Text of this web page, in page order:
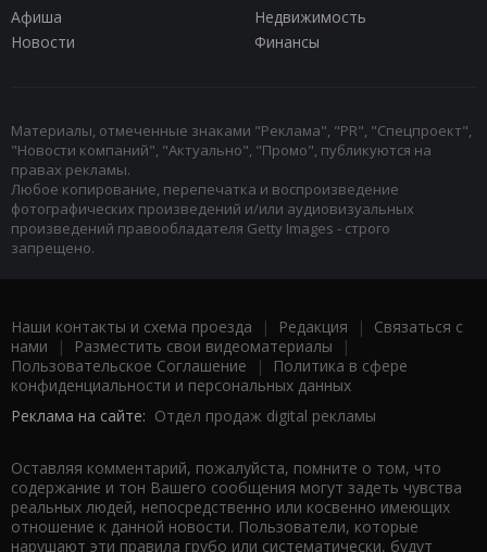
Афиша
Недвижимость
Новости
Финансы
Материалы, отмеченные знаками "Реклама", "PR", "Спецпроект",
"Новости компаний", "Актуально", "Промо", публикуются на
правах рекламы.
Любое копирование, перепечатка и воспроизведение
фотографических произведений и/или аудиовизуальных
произведений правообладателя Getty Images - строго
запрещено.
Наши контакты и схема проезда | Редакция | Связаться с
нами | Разместить свои видеоматериалы |
Пользовательское Соглашение |
Политика в сфере
конфиденциальности и персональных данных
Реклама на сайте: Отдел продаж digital рекламы
Оставляя комментарий, пожалуйста, помните о том, что
содержание и тон Вашего сообщения могут задеть чувства
реальных людей, непосредственно или косвенно имеющих
отношение к данной новости. Пользователи, которые
нарушают эти правила грубо или систематически, будут